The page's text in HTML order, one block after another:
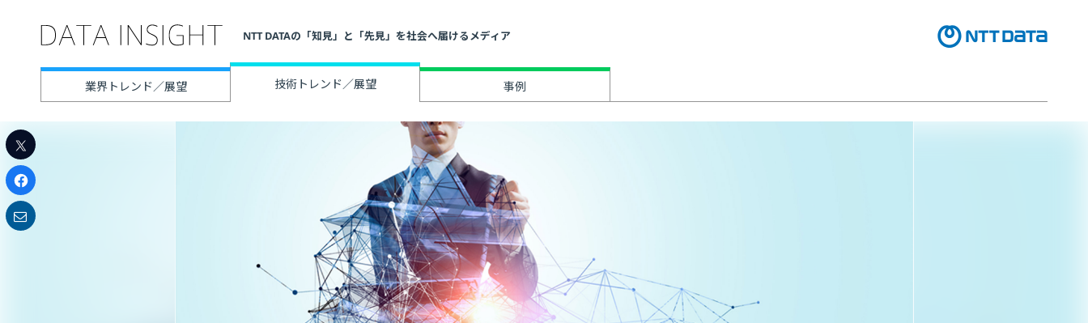
NTT DATAの「知見」と「先見」を社会へ届けるメディア
業界トレンド／展望 技術トレンド／展望 事例